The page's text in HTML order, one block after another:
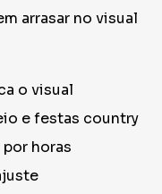
arrasar no visual
o visual
e festas country
horas